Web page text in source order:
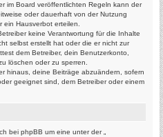
im Board veröffentlichten Regeln kann der
oder dauerhaft von der Nutzung
Hausverbot erteilen.
keine Verantwortung für die Inhalte
selbst erstellt hat oder die er nicht zur
dem Betreiber, dein Benutzerkonto,
löschen oder zu sperren.
hinaus, deine Beiträge abzuändern, sofern
geeignet sind, dem Betreiber oder einem
bei phpBB um eine unter der „